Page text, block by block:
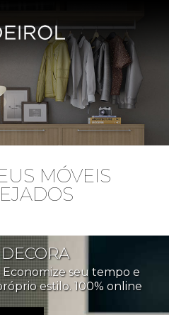
MÓVEIS
seu tempo e
estilo. 100% online